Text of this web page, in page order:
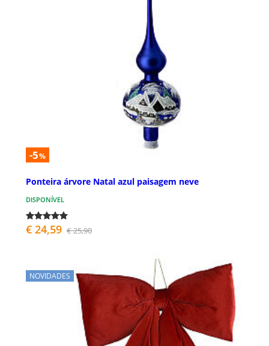
-5%
Ponteira árvore Natal azul paisagem neve
DISPONÍVEL
€ 24,59 € 25,90
NOVIDADES